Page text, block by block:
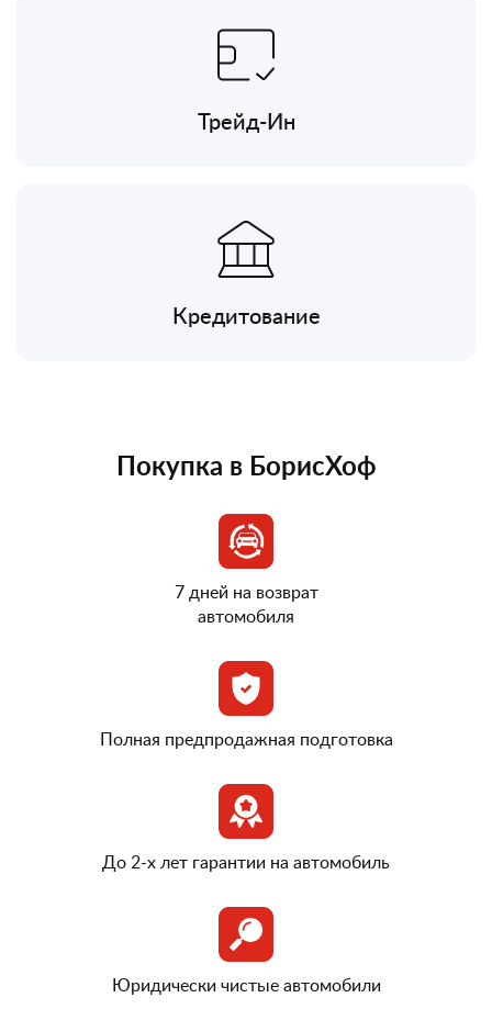
Трейд-Ин
Кредитование
Покупка в БорисХоф
7 дней на возврат
автомобиля
Полная предпродажная подготовка
До 2-х лет гарантии на автомобиль
Юридически чистые автомобили